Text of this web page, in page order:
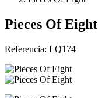
Pieces Of Eight
Referencia: LQ174